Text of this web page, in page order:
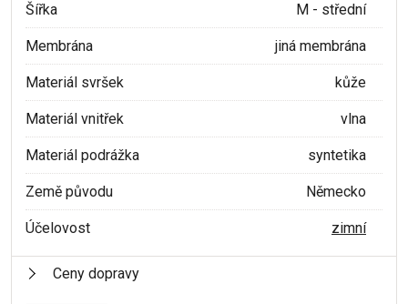
Šířka M - střední
Membrána jiná membrána
Materiál svršek kůže
Materiál vnitřek vlna
Materiál podrážka syntetika
Země původu Německo
Účelovost zimní
Ceny dopravy